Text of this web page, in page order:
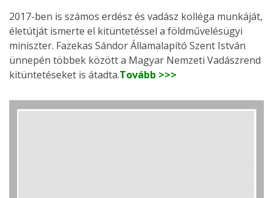
2017-ben is számos erdész és vadász kolléga munkáját,
életútját ismerte el kitüntetéssel a földművelésügyi
miniszter. Fazekas Sándor Államalapító Szent István
ünnepén többek között a Magyar Nemzeti Vadászrend
kitüntetéseket is átadta.Tovább >>>